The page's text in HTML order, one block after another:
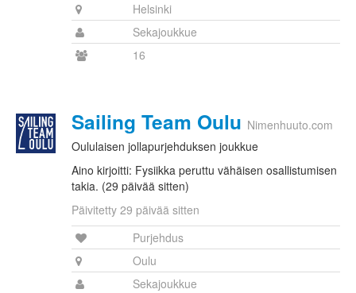
Helsinki
Sekajoukkue
16
Sailing Team Oulu Nimenhuuto.com
Oululaisen jollapurjehduksen joukkue
Aino kirjoitti: Fysiikka peruttu vähäisen osallistumisen
takia. (29 päivää sitten)
Päivitetty 29 päivää sitten
Purjehdus
Oulu
Sekajoukkue